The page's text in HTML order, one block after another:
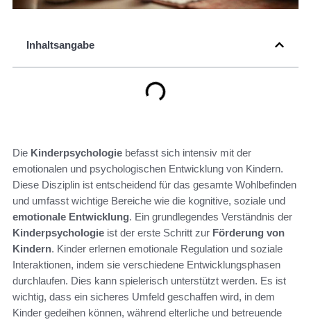
Inhaltsangabe
Die Kinderpsychologie befasst sich intensiv mit der
emotionalen und psychologischen Entwicklung von Kindern.
Diese Disziplin ist entscheidend für das gesamte Wohlbefinden
und umfasst wichtige Bereiche wie die kognitive, soziale und
emotionale Entwicklung. Ein grundlegendes Verständnis der
Kinderpsychologie ist der erste Schritt zur Förderung von
Kindern. Kinder erlernen emotionale Regulation und soziale
Interaktionen, indem sie verschiedene Entwicklungsphasen
durchlaufen. Dies kann spielerisch unterstützt werden. Es ist
wichtig, dass ein sicheres Umfeld geschaffen wird, in dem
Kinder gedeihen können, während elterliche und betreuende